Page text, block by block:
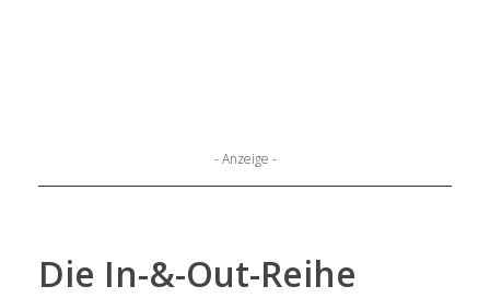
- Anzeige -
Die In-&-Out-Reihe